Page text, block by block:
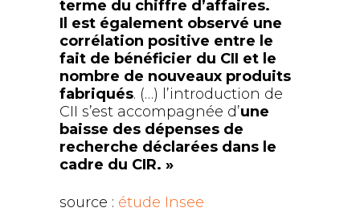
terme du chiffre d’affaires.
Il est également observé une
corrélation positive entre le
fait de bénéficier du CII et le
nombre de nouveaux produits
fabriqués. (…) l’introduction de
CII s’est accompagnée d’une
baisse des dépenses de
recherche déclarées dans le
cadre du CIR. »
source : étude Insee